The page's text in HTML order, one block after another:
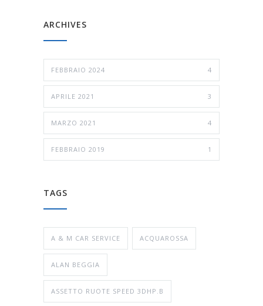
ARCHIVES
FEBBRAIO 2024 4
APRILE 2021 3
MARZO 2021 4
FEBBRAIO 2019 1
TAGS
A & M CAR SERVICE ACQUAROSSA
ALAN BEGGIA
ASSETTO RUOTE SPEED 3DHP.B